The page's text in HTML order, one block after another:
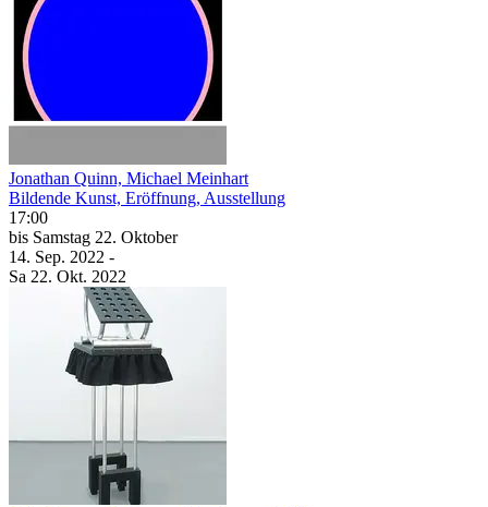
Jonathan Quinn, Michael Meinhart
Bildende Kunst, Eröffnung, Ausstellung
17:00
bis Samstag 22. Oktober
14. Sep. 2022 -
Sa 22. Okt. 2022